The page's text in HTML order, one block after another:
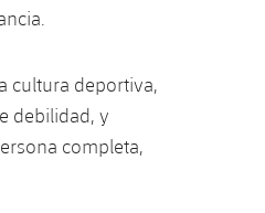
cultura deportiva,
debilidad, y
completa,